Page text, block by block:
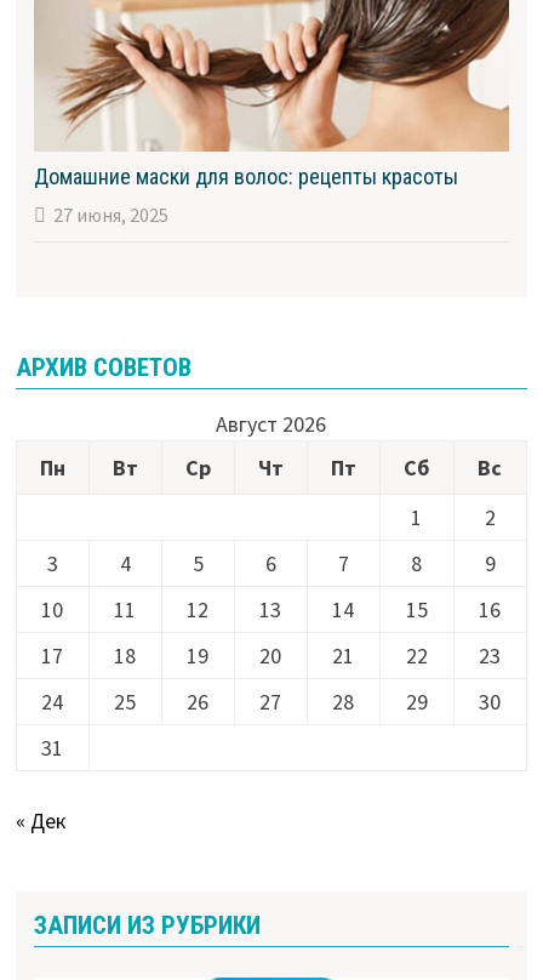
Домашние маски для волос: рецепты красоты
27 июня, 2025
АРХИВ СОВЕТОВ
Август 2026
Пн
Вт Ср Чт Пт Сб
Вс
1
2
3
4 5 6 7 8
9
10
11 12 13 14 15
16
17
18 19 20 21 22
23
24
25 26 27 28 29
30
31
« Дек
ЗАПИСИ ИЗ РУБРИКИ